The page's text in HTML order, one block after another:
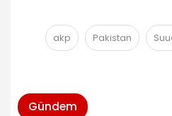
akp Pakistan
Gündem